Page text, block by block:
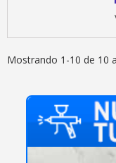
Mostrando 1-10 de 10